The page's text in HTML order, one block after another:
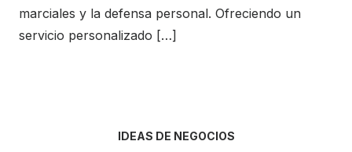
marciales y la defensa personal. Ofreciendo un
servicio personalizado […]
IDEAS DE NEGOCIOS